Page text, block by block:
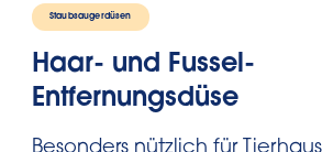
Staubsaugerdüsen
Haar- und Fussel-
Entfernungsdüse